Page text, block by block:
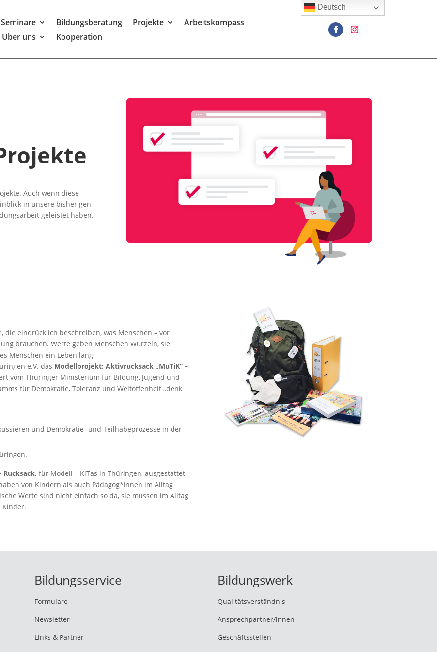
Seminare Bildungsberatung Projekte
Arbeitskompass
Über uns Kooperation
Auch wenn diese
in unsere bisherigen
geleistet haben.
die eindrücklich beschreiben, was Menschen – vor
brauchen. Werte geben Menschen Wurzeln, sie
Menschen ein Leben lang.
e.V. das Modellprojekt: Aktivrucksack „MuTiK” –
vom Thüringer Ministerium für Bildung, Jugend und
für Demokratie, Toleranz und Weltoffenheit „denk
und Demokratie- und Teilhabeprozesse in der
Rucksack,für Modell – KiTas in Thüringen, ausgestattet
von Kindern als auch Pädagog*innen im Alltag
Werte sind nicht einfach so da, sie müssen im Alltag
Kinder.
Bildungsservice
Formulare
Newsletter
Links & Partner
Bildungswerk
Qualitätsverständnis
Ansprechpartner/innen
Geschäftsstellen
Deutsch
helfe dir bei Fragen zu Seminaren,
Bildungsfreistellung. Wie kann ich dir
helfen?